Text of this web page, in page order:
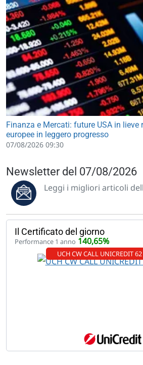
Finanza e Mercati: future USA in lieve
europee in leggero progresso
07/08/2026 09:30
Newsletter del 07/08/2026
Leggi i migliori articoli
Il Certificato del giorno
Performance 1 anno 140,65%
UCH CW CALL UNICREDIT